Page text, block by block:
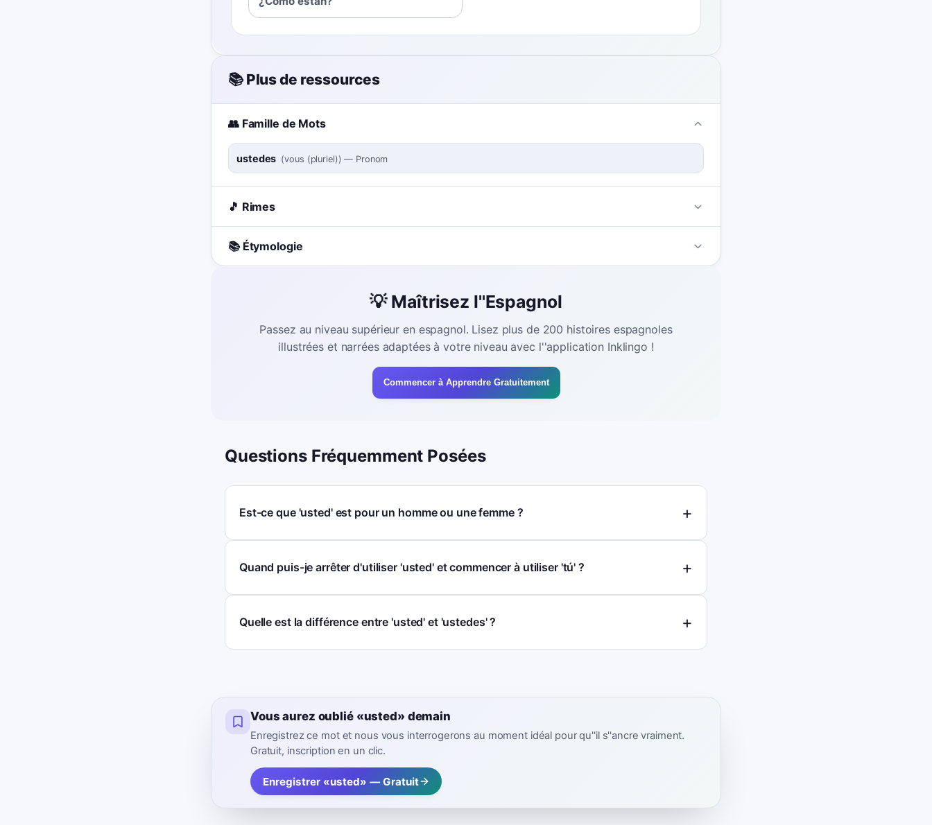
📚 Plus de ressources
👥 Famille de Mots
ustedes (vous (pluriel)) — Pronom
🎵 Rimes
📚 Étymologie
💡 Maîtrisez l''Espagnol
Passez au niveau supérieur en espagnol. Lisez plus de 200 histoires espagnoles
illustrées et narrées adaptées à votre niveau avec l''application Inklingo !
Commencer à Apprendre Gratuitement
Questions Fréquemment Posées
Est-ce que 'usted' est pour un homme ou une femme ?
Quand puis-je arrêter d'utiliser 'usted' et commencer à utiliser 'tú' ?
Quelle est la différence entre 'usted' et 'ustedes' ?
Vous aurez oublié «usted» demain
Enregistrez ce mot et nous vous interrogerons au moment idéal pour qu''il s''ancre vraiment.
Gratuit, inscription en un clic.
Enregistrer «usted» — Gratuit